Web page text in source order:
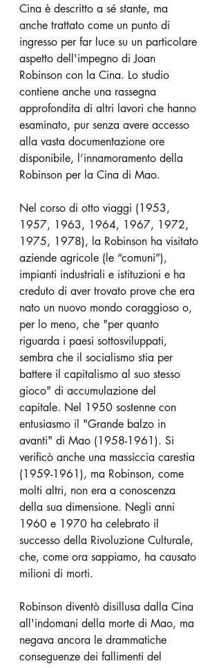
Cina è descritto a sé stante, ma
anche trattato come un punto di
ingresso per far luce su un particolare
aspetto dell'impegno di Joan
Robinson con la Cina. Lo studio
contiene anche una rassegna
approfondita di altri lavori che hanno
esaminato, pur senza avere accesso
alla vasta documentazione ore
disponibile, l’innamoramento della
Robinson per la Cina di Mao.
Nel corso di otto viaggi (1953,
1957, 1963, 1964, 1967, 1972,
1975, 1978), la Robinson ha visitato
aziende agricole (le “comuni”),
impianti industriali e istituzioni e ha
creduto di aver trovato prove che era
nato un nuovo mondo coraggioso o,
per lo meno, che "per quanto
riguarda i paesi sottosviluppati,
sembra che il socialismo stia per
battere il capitalismo al suo stesso
gioco" di accumulazione del
capitale. Nel 1950 sostenne con
entusiasmo il "Grande balzo in
avanti" di Mao (1958-1961). Si
verificò anche una massiccia carestia
(1959-1961), ma Robinson, come
molti altri, non era a conoscenza
della sua dimensione. Negli anni
1960 e 1970 ha celebrato il
successo della Rivoluzione Culturale,
che, come ora sappiamo, ha causato
milioni di morti.
Robinson diventò disillusa dalla Cina
all'indomani della morte di Mao, ma
negava ancora le drammatiche
conseguenze dei fallimenti del